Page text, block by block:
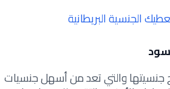
الجنسية البريطانية
جنسيتها والتي تعد من أسهل جنسيات